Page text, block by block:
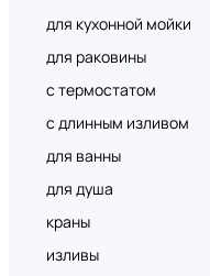
для кухонной мойки
для раковины
с термостатом
с длинным изливом
для ванны
для душа
краны
изливы